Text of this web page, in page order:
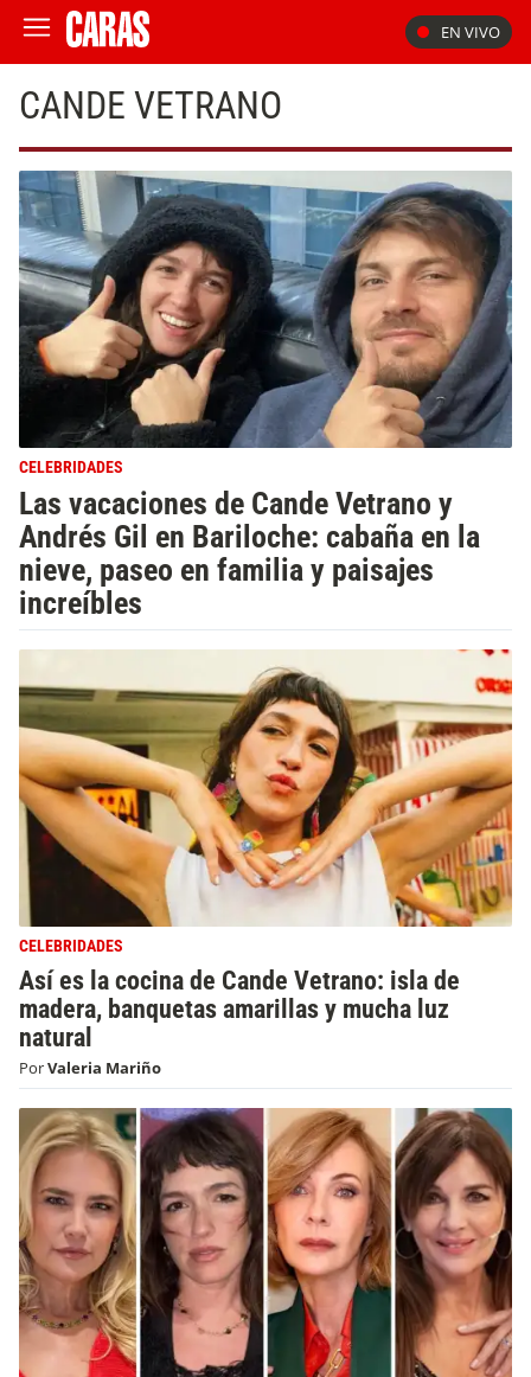
EN VIVO
CANDE VETRANO
CELEBRIDADES
Las vacaciones de Cande Vetrano y
Andrés Gil en Bariloche: cabaña en la
nieve, paseo en familia y paisajes
increíbles
CELEBRIDADES
Así es la cocina de Cande Vetrano: isla de
madera, banquetas amarillas y mucha luz
natural
PorValeria Mariño